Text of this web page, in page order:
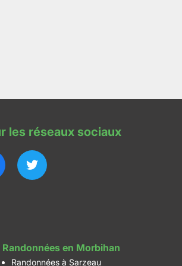
les réseaux sociaux
Randonnées en Morbihan
Randonnées à Sarzeau